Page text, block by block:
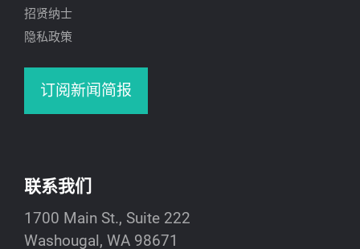
联系我们
1700 Main St., Suite 222
Washougal, WA 98671
招贤纳士
隐私政策
订阅新闻简报